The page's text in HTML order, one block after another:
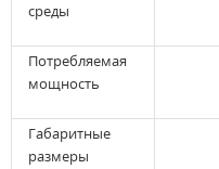
среды
Потребляемая
мощность
Габаритные
размеры